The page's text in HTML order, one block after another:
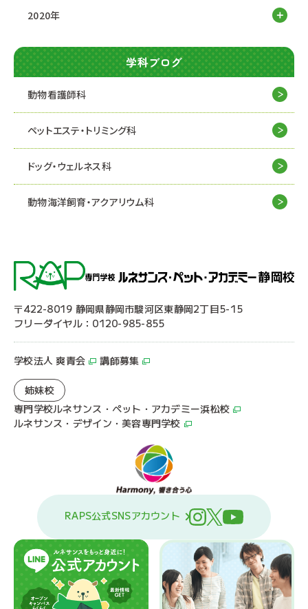
2020年
学科ブログ
動物看護師科
ペットエステ・トリミング科
ドッグ・ウェルネス科
動物海洋飼育・アクアリウム科
〒422-8019 静岡県静岡市駿河区東静岡2丁目5-15
フリーダイヤル：0120-985-855
学校法人 爽青会 講師募集
姉妹校
専門学校ルネサンス・ペット・アカデミー浜松校
ルネサンス・デザイン・美容専門学校
RAPS公式SNSアカウント